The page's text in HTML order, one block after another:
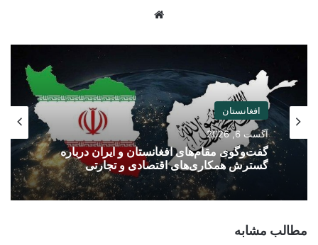
افغانستان
آگست 6, 2026
گفت‌وگوی مقام‌های افغانستان و ایران درباره
گسترش همکاری‌های اقتصادی و تجارتی
مطالب مشابه